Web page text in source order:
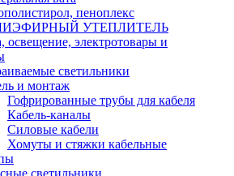
пеноплекс
УТЕПЛИТЕЛЬ
освещение, электротовары и
светильники
и монтаж
Гофрированные трубы для кабеля
Кабель-каналы
Силовые кабели
Хомуты и стяжки кабельные